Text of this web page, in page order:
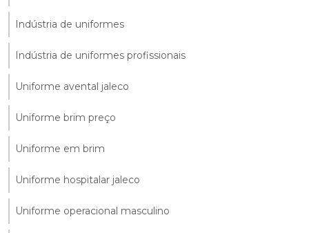
Indústria de uniformes
Indústria de uniformes profissionais
Uniforme avental jaleco
Uniforme brim preço
Uniforme em brim
Uniforme hospitalar jaleco
Uniforme operacional masculino